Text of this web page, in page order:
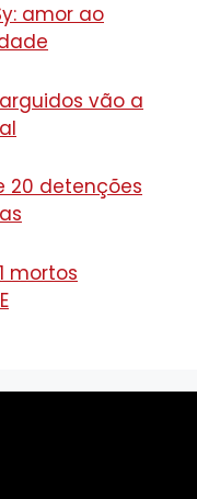
amor ao
arguidos vão a
20 detenções
mortos